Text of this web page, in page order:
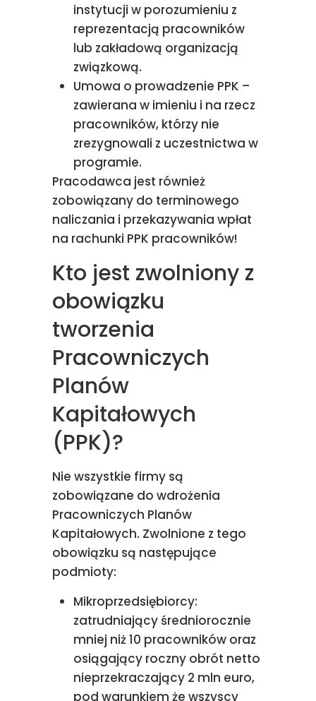
instytucji w porozumieniu z
reprezentacją pracowników
lub zakładową organizacją
związkową.
Umowa o prowadzenie PPK –
zawierana w imieniu i na rzecz
pracowników, którzy nie
zrezygnowali z uczestnictwa w
programie.
Pracodawca jest również
zobowiązany do terminowego
naliczania i przekazywania wpłat
na rachunki PPK pracowników!
Kto jest zwolniony z
obowiązku
tworzenia
Pracowniczych
Planów
Kapitałowych
(PPK)?
Nie wszystkie firmy są
zobowiązane do wdrożenia
Pracowniczych Planów
Kapitałowych. Zwolnione z tego
obowiązku są następujące
podmioty:
Mikroprzedsiębiorcy:
zatrudniający średniorocznie
mniej niż 10 pracowników oraz
osiągający roczny obrót netto
nieprzekraczający 2 mln euro,
pod warunkiem że wszyscy